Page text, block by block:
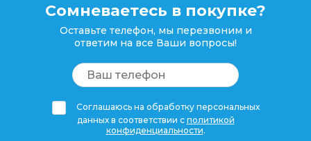
Сомневаетесь в покупке?
Оставьте телефон, мы перезвоним и
ответим на все Ваши вопросы!
Соглашаюсь на обработку персональных
данных в соответствии с политикой
конфиденциальности.